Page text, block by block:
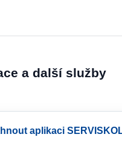
a další služby